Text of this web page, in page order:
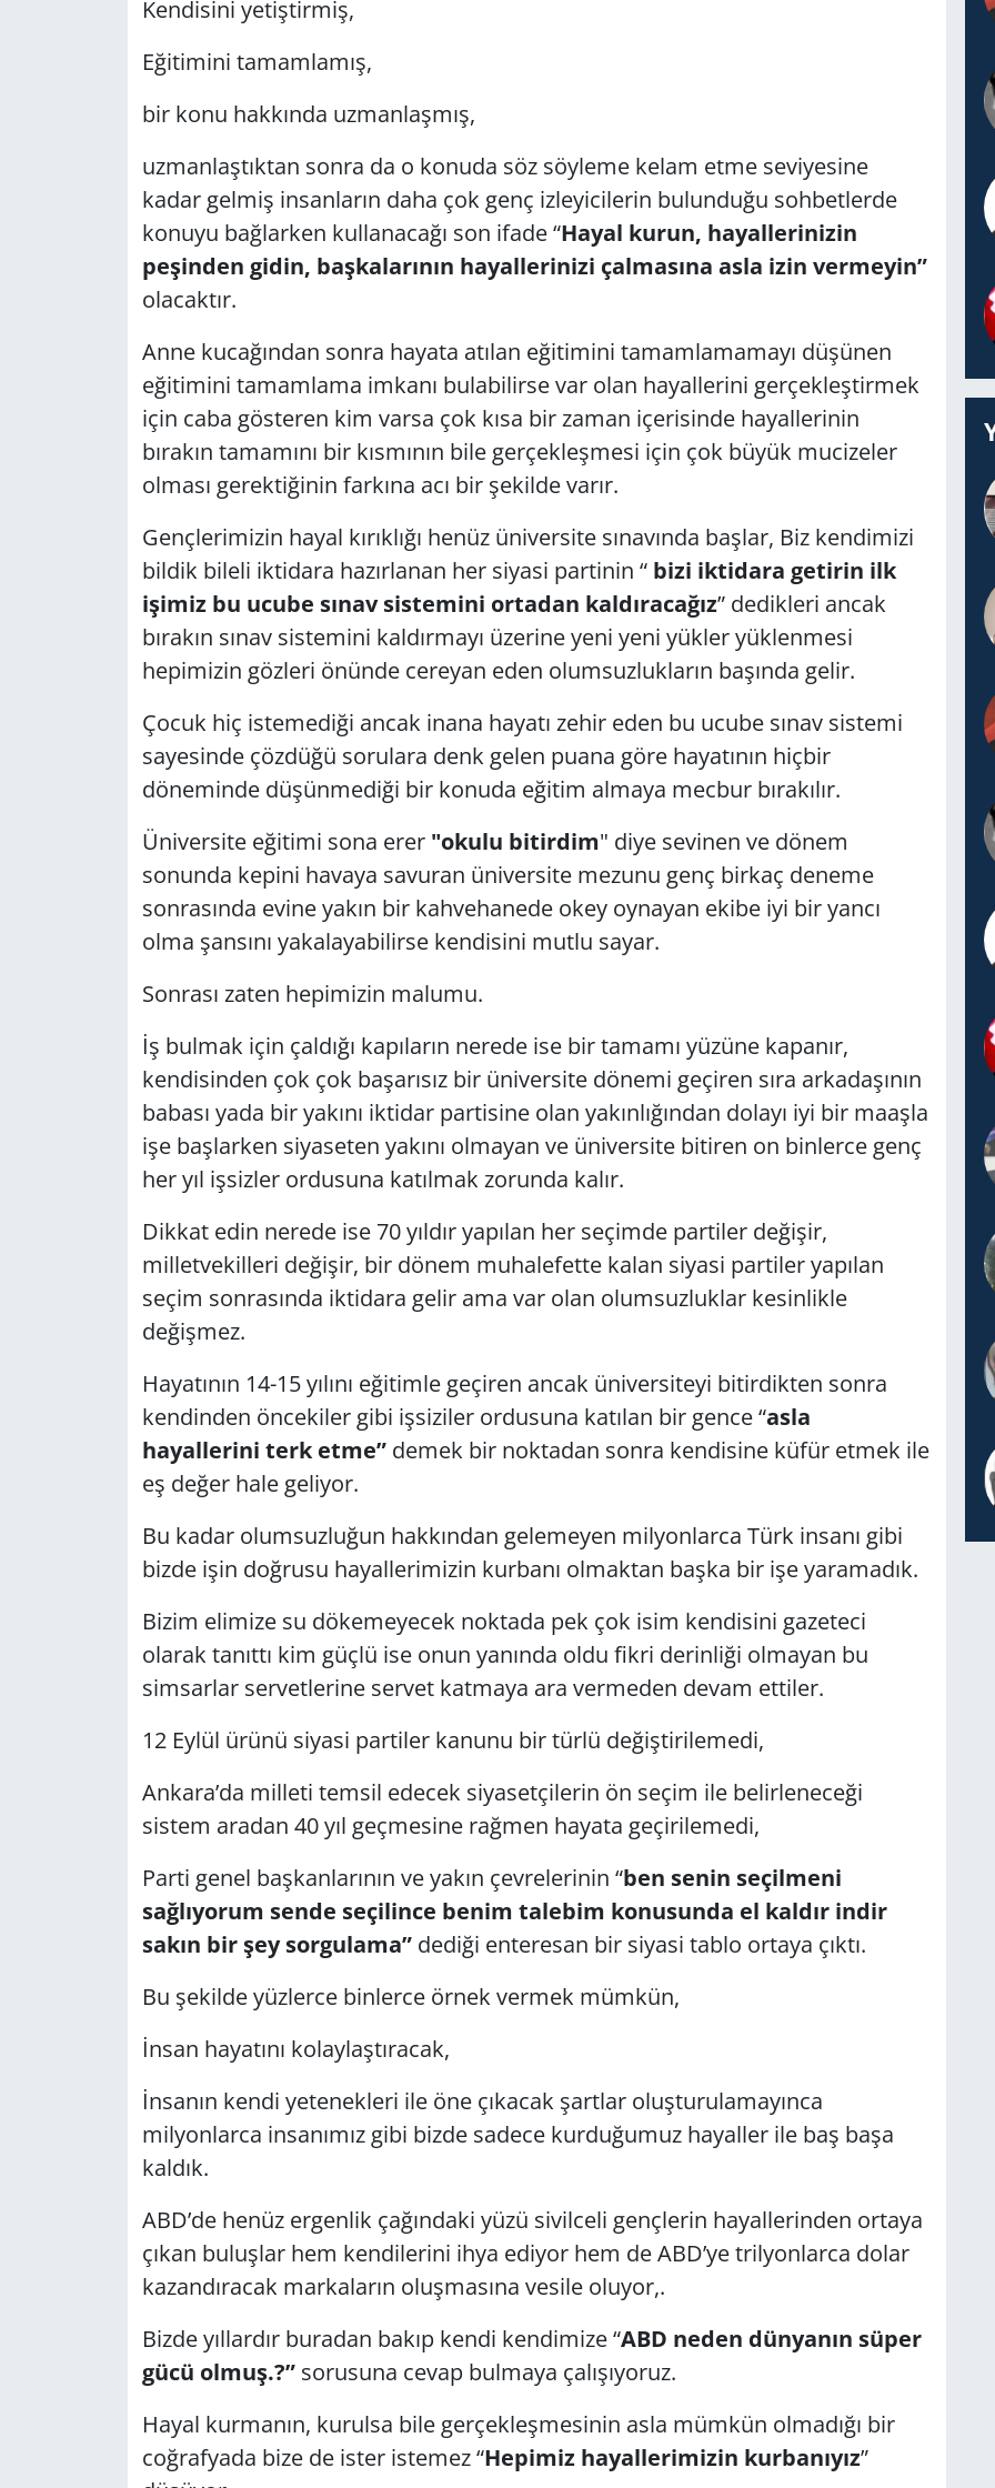
Kendisini yetiştirmiş,
Eğitimini tamamlamış,
bir konu hakkında uzmanlaşmış,
uzmanlaştıktan sonra da o konuda söz söyleme kelam etme seviyesine
kadar gelmiş insanların daha çok genç izleyicilerin bulunduğu sohbetlerde
konuyu bağlarken kullanacağı son ifade “Hayal kurun, hayallerinizin
peşinden gidin, başkalarının hayallerinizi çalmasına asla izin vermeyin”
olacaktır.
Anne kucağından sonra hayata atılan eğitimini tamamlamamayı düşünen
eğitimini tamamlama imkanı bulabilirse var olan hayallerini gerçekleştirmek
için caba gösteren kim varsa çok kısa bir zaman içerisinde hayallerinin
bırakın tamamını bir kısmının bile gerçekleşmesi için çok büyük mucizeler
olması gerektiğinin farkına acı bir şekilde varır.
Gençlerimizin hayal kırıklığı henüz üniversite sınavında başlar, Biz kendimizi
bildik bileli iktidara hazırlanan her siyasi partinin “bizi iktidara getirin ilk
işimiz bu ucube sınav sistemini ortadan kaldıracağız” dedikleri ancak
bırakın sınav sistemini kaldırmayı üzerine yeni yeni yükler yüklenmesi
hepimizin gözleri önünde cereyan eden olumsuzlukların başında gelir.
Çocuk hiç istemediği ancak inana hayatı zehir eden bu ucube sınav sistemi
sayesinde çözdüğü sorulara denk gelen puana göre hayatının hiçbir
döneminde düşünmediği bir konuda eğitim almaya mecbur bırakılır.
Üniversite eğitimi sona erer"okulu bitirdim" diye sevinen ve dönem
sonunda kepini havaya savuran üniversite mezunu genç birkaç deneme
sonrasında evine yakın bir kahvehanede okey oynayan ekibe iyi bir yancı
olma şansını yakalayabilirse kendisini mutlu sayar.
Sonrası zaten hepimizin malumu.
İş bulmak için çaldığı kapıların nerede ise bir tamamı yüzüne kapanır,
kendisinden çok çok başarısız bir üniversite dönemi geçiren sıra arkadaşının
babası yada bir yakını iktidar partisine olan yakınlığından dolayı iyi bir maaşla
işe başlarken siyaseten yakını olmayan ve üniversite bitiren on binlerce genç
her yıl işsizler ordusuna katılmak zorunda kalır.
Dikkat edin nerede ise 70 yıldır yapılan her seçimde partiler değişir,
milletvekilleri değişir, bir dönem muhalefette kalan siyasi partiler yapılan
seçim sonrasında iktidara gelir ama var olan olumsuzluklar kesinlikle
değişmez.
Hayatının 14-15 yılını eğitimle geçiren ancak üniversiteyi bitirdikten sonra
kendinden öncekiler gibi işsiziler ordusuna katılan bir gence “asla
hayallerini terk etme”demek bir noktadan sonra kendisine küfür etmek ile
eş değer hale geliyor.
Bu kadar olumsuzluğun hakkından gelemeyen milyonlarca Türk insanı gibi
bizde işin doğrusu hayallerimizin kurbanı olmaktan başka bir işe yaramadık.
Bizim elimize su dökemeyecek noktada pek çok isim kendisini gazeteci
olarak tanıttı kim güçlü ise onun yanında oldu fikri derinliği olmayan bu
simsarlar servetlerine servet katmaya ara vermeden devam ettiler.
12 Eylül ürünü siyasi partiler kanunu bir türlü değiştirilemedi,
Ankara’da milleti temsil edecek siyasetçilerin ön seçim ile belirleneceği
sistem aradan 40 yıl geçmesine rağmen hayata geçirilemedi,
Parti genel başkanlarının ve yakın çevrelerinin “ben senin seçilmeni
sağlıyorum sende seçilince benim talebim konusunda el kaldır indir
sakın bir şey sorgulama”dediği enteresan bir siyasi tablo ortaya çıktı.
Bu şekilde yüzlerce binlerce örnek vermek mümkün,
İnsan hayatını kolaylaştıracak,
İnsanın kendi yetenekleri ile öne çıkacak şartlar oluşturulamayınca
milyonlarca insanımız gibi bizde sadece kurduğumuz hayaller ile baş başa
kaldık.
ABD’de henüz ergenlik çağındaki yüzü sivilceli gençlerin hayallerinden ortaya
çıkan buluşlar hem kendilerini ihya ediyor hem de ABD’ye trilyonlarca dolar
kazandıracak markaların oluşmasına vesile oluyor,.
Bizde yıllardır buradan bakıp kendi kendimize “ABD neden dünyanın süper
gücü olmuş.?”sorusuna cevap bulmaya çalışıyoruz.
Hayal kurmanın, kurulsa bile gerçekleşmesinin asla mümkün olmadığı bir
coğrafyada bize de ister istemez “Hepimiz hayallerimizin kurbanıyız”
MAGAZİN
POLİTİKA